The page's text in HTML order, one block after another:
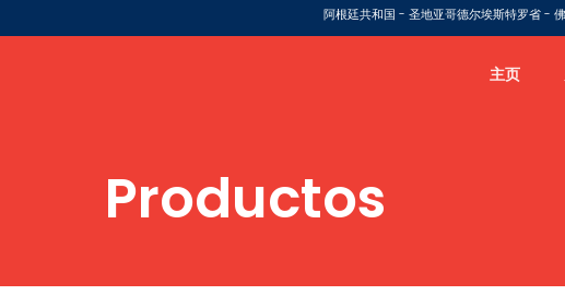
阿根廷共和国 - 圣地亚哥德尔埃斯特罗省 -
主页
Productos